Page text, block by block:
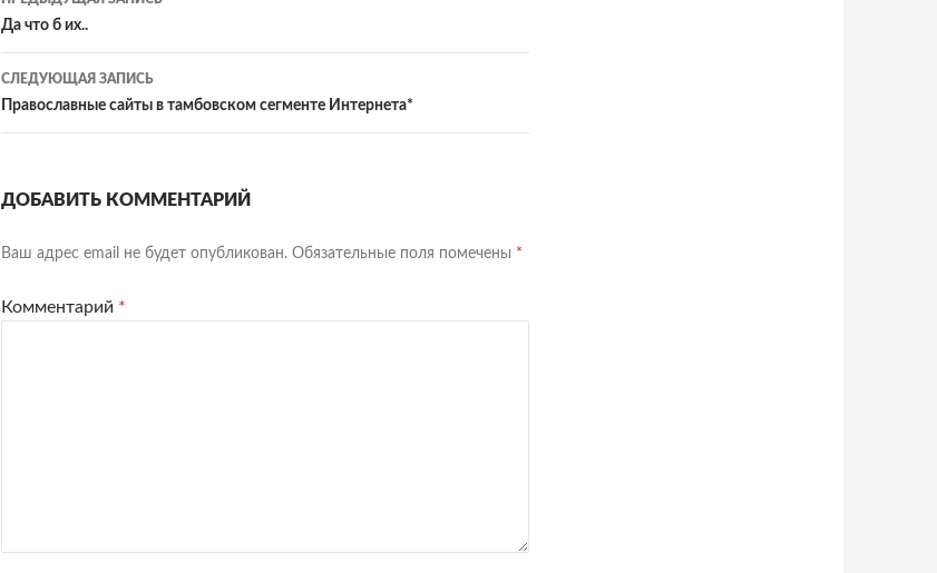
по
записям
Да что б их..
СЛЕДУЮЩАЯ ЗАПИСЬ
Православные сайты в тамбовском сегменте Интернета*
ДОБАВИТЬ КОММЕНТАРИЙ
Ваш адрес email не будет опубликован. Обязательные поля помечены *
Комментарий *